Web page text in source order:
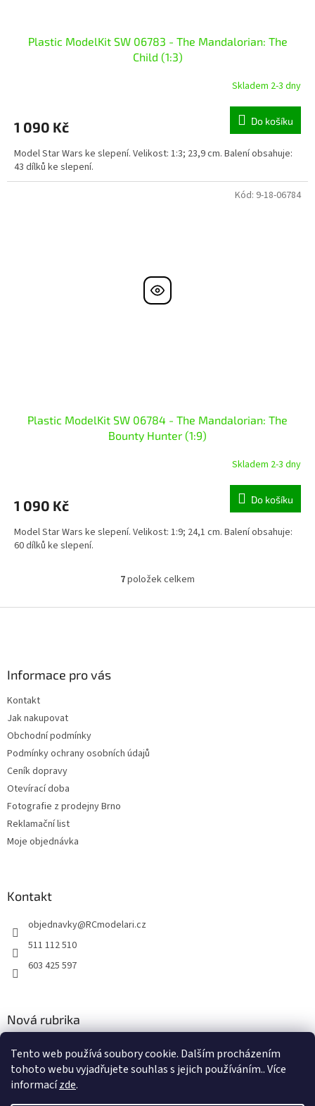
Tento web používá soubory cookie. Dalším procházením
tohoto webu vyjadřujete souhlas s jejich používáním.. Více
informacízde.
Plastic ModelKit SW 06783 - The Mandalorian: The
Child (1:3)
Skladem 2-3 dny
1 090 Kč Do košíku
Model Star Wars ke slepení. Velikost: 1:3; 23,9 cm. Balení obsahuje:
43 dílků ke slepení.
Plastic ModelKit SW 06784 - The Mandalorian: The
Bounty Hunter (1:9)
Skladem 2-3 dny
1 090 Kč Do košíku
Model Star Wars ke slepení. Velikost: 1:9; 24,1 cm. Balení obsahuje:
60 dílků ke slepení.
Kód: 9-18-06784
O
l
7položek celkem
Informace pro vás
Kontakt
Jak nakupovat
Obchodní podmínky
Podmínky ochrany osobních údajů
Ceník dopravy
Otevírací doba
Fotografie z prodejny Brno
Reklamační list
Moje objednávka
Kontakt
objednavky@RCmodelari.cz
511 112 510
603 425 597
Nová rubrika
2.4.2020